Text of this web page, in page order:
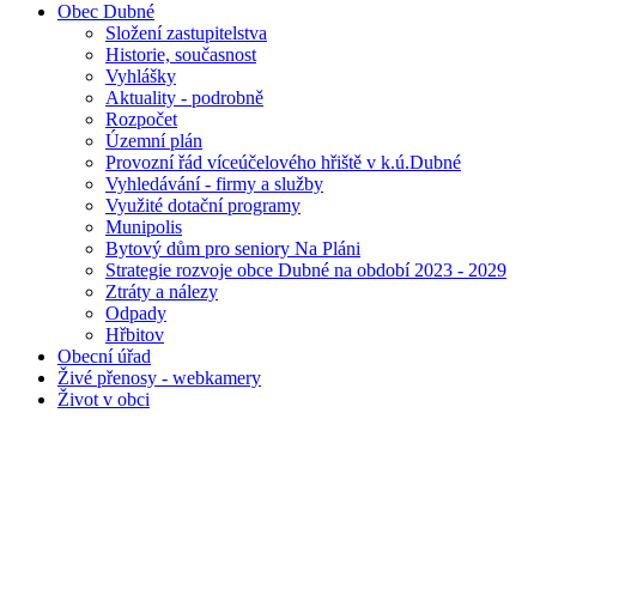
Obec Dubné
Složení zastupitelstva
Historie, současnost
Vyhlášky
Aktuality - podrobně
Rozpočet
Územní plán
Provozní řád víceúčelového hřiště v k.ú.Dubné
Vyhledávání - firmy a služby
Využité dotační programy
Munipolis
Bytový dům pro seniory Na Pláni
Strategie rozvoje obce Dubné na období 2023 - 2029
Ztráty a nálezy
Odpady
Hřbitov
Obecní úřad
Živé přenosy - webkamery
Život v obci